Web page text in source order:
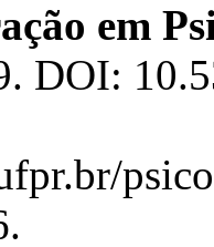
em
DOI: